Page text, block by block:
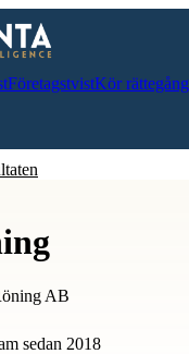
FöretagstvistKör rättegång
AB
sedan 2018